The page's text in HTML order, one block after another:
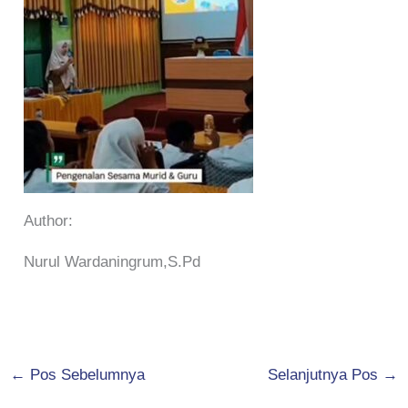
Author:
Nurul Wardaningrum,S.Pd
← Pos Sebelumnya Selanjutnya Pos →